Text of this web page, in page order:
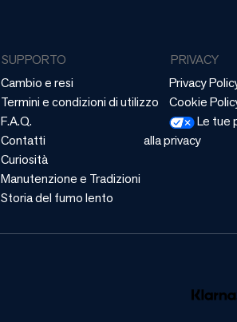
SUPPORTO
Cambio e resi
Termini e condizioni di utilizzo
F.A.Q.
Contatti
Curiosità
Manutenzione e Tradizioni
Storia del fumo lento
PRIVACY
Privacy
Cookie
Le tue
alla privacy